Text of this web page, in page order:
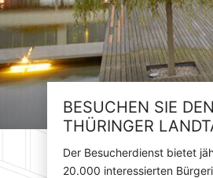
BESUCHEN SIE DEN
THÜRINGER
Der Besucherdienst bietet
20.000 interessierten